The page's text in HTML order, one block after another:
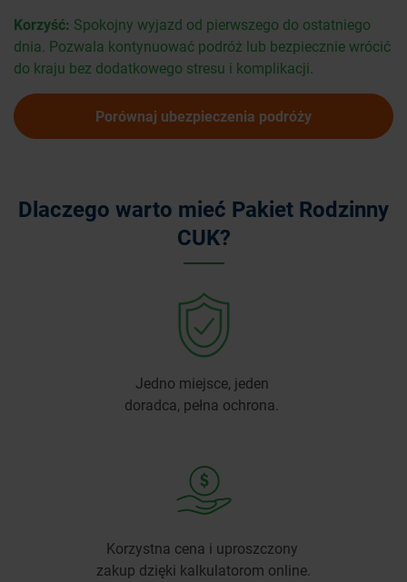
Korzyść: Spokojny wyjazd od pierwszego do ostatniego
dnia. Pozwala kontynuować podróż lub bezpiecznie wrócić
do kraju bez dodatkowego stresu i komplikacji.
Porównaj ubezpieczenia podróży
Dlaczego warto mieć Pakiet Rodzinny
CUK?
Jedno miejsce, jeden
doradca, pełna ochrona.
Korzystna cena i uproszczony
zakup dzięki kalkulatorom online.